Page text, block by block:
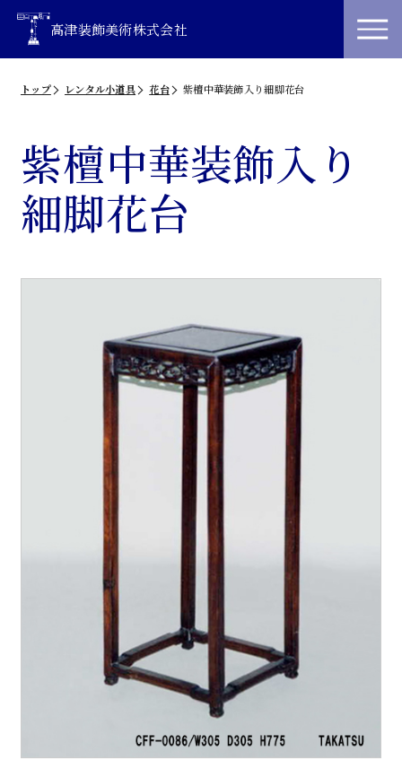
高津装飾美術株式会社
トップ レンタル小道具 花台 紫檀中華装飾入り細脚花台
紫檀中華装飾入り
細脚花台